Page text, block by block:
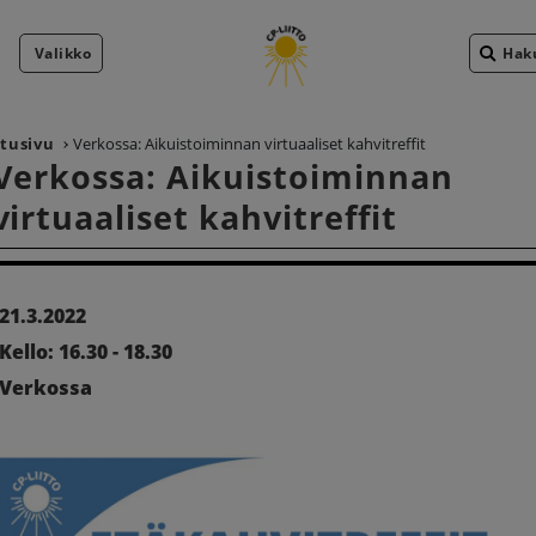
Valikko
Verkossa: Aikuistoiminnan virtuaaliset kahvitreffit
Aikuistoiminnan
kahvitreffit
16.30 - 18.30